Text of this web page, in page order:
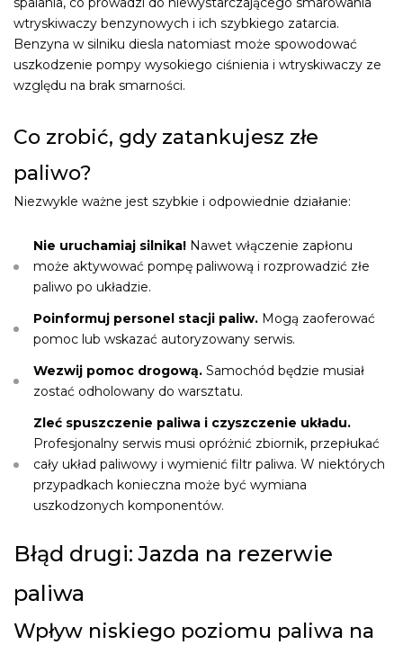
wtryskiwaczy benzynowych i ich szybkiego zatarcia.
Benzyna w silniku diesla natomiast może spowodować
uszkodzenie pompy wysokiego ciśnienia i wtryskiwaczy ze
względu na brak smarności.
Co zrobić, gdy zatankujesz złe
paliwo?
Niezwykle ważne jest szybkie i odpowiednie działanie:
Nie uruchamiaj silnika! Nawet włączenie zapłonu
może aktywować pompę paliwową i rozprowadzić złe
paliwo po układzie.
Poinformuj personel stacji paliw. Mogą zaoferować
pomoc lub wskazać autoryzowany serwis.
Wezwij pomoc drogową. Samochód będzie musiał
zostać odholowany do warsztatu.
Zleć spuszczenie paliwa i czyszczenie układu.
Profesjonalny serwis musi opróżnić zbiornik, przepłukać
cały układ paliwowy i wymienić filtr paliwa. W niektórych
przypadkach konieczna może być wymiana
uszkodzonych komponentów.
Błąd drugi: Jazda na rezerwie
paliwa
Wpływ niskiego poziomu paliwa na